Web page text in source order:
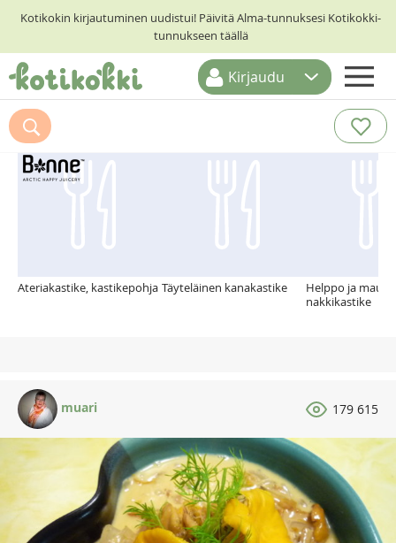
Kotikokin kirjautuminen uudistui! Päivitä Alma-tunnuksesi Kotikokki-
tunnukseen täällä
ETUSIVU
RESEPTIHAKU
RUOKATEEMAT
Kirjaudu
Suosittelemme myös
Ateriakastike, kastikepohja Täyteläinen kanakastike
Helppo ja
nakkikastike
muari 179 615